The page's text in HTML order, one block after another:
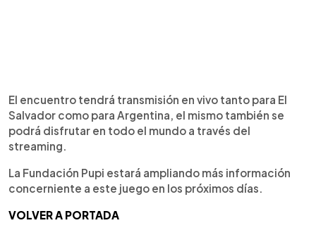
El encuentro tendrá transmisión en vivo tanto para El
Salvador como para Argentina, el mismo también se
podrá disfrutar en todo el mundo a través del
streaming.
La Fundación Pupi estará ampliando más información
concerniente a este juego en los próximos días.
VOLVER A PORTADA